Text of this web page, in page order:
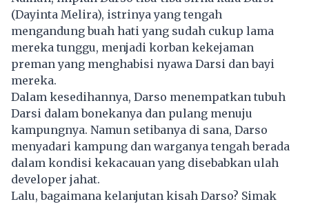
(Dayinta Melira), istrinya yang tengah
mengandung buah hati yang sudah cukup lama
mereka tunggu, menjadi korban kekejaman
preman yang menghabisi nyawa Darsi dan bayi
mereka.
Dalam kesedihannya, Darso menempatkan tubuh
Darsi dalam bonekanya dan pulang menuju
kampungnya. Namun setibanya di sana, Darso
menyadari kampung dan warganya tengah berada
dalam kondisi kekacauan yang disebabkan ulah
developer jahat.
Lalu, bagaimana kelanjutan kisah Darso? Simak